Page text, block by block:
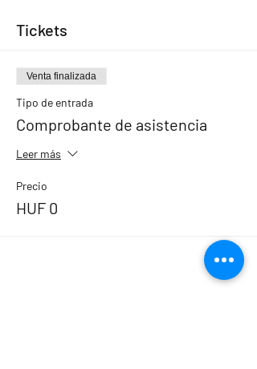
Tickets
Venta finalizada
Tipo de entrada
Comprobante de asistencia
Leer más
Precio
HUF 0